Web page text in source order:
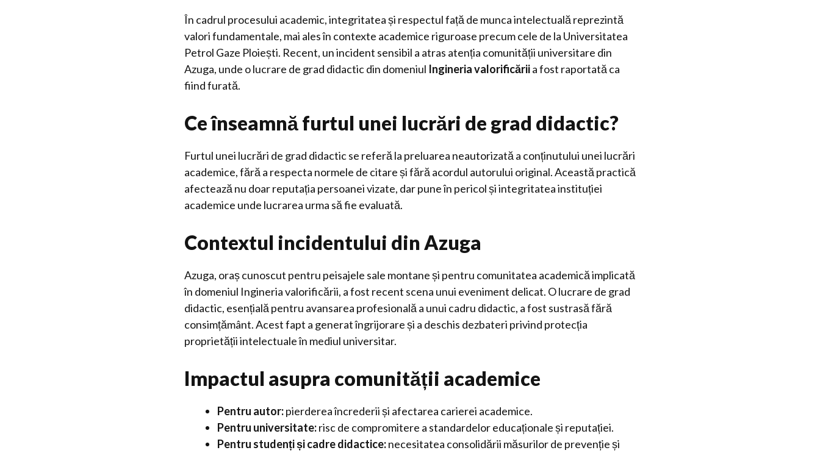
În cadrul procesului academic, integritatea și respectul față de munca intelectuală reprezintă
valori fundamentale, mai ales în contexte academice riguroase precum cele de la Universitatea
Petrol Gaze Ploiești. Recent, un incident sensibil a atras atenția comunității universitare din
Azuga, unde o lucrare de grad didactic din domeniul Ingineria valorificăriia fost raportată ca
fiind furată.
Ce înseamnă furtul unei lucrări de grad didactic?
Furtul unei lucrări de grad didactic se referă la preluarea neautorizată a conținutului unei lucrări
academice, fără a respecta normele de citare și fără acordul autorului original. Această practică
afectează nu doar reputația persoanei vizate, dar pune în pericol și integritatea instituției
academice unde lucrarea urma să fie evaluată.
Contextul incidentului din Azuga
Azuga, oraș cunoscut pentru peisajele sale montane și pentru comunitatea academică implicată
în domeniul Ingineria valorificării, a fost recent scena unui eveniment delicat. O lucrare de grad
didactic, esențială pentru avansarea profesională a unui cadru didactic, a fost sustrasă fără
consimțământ. Acest fapt a generat îngrijorare și a deschis dezbateri privind protecția
proprietății intelectuale în mediul universitar.
Impactul asupra comunității academice
Pentru autor:pierderea încrederii și afectarea carierei academice.
Pentru universitate:risc de compromitere a standardelor educaționale și reputației.
Pentru studenți și cadre didactice:necesitatea consolidării măsurilor de prevenție și